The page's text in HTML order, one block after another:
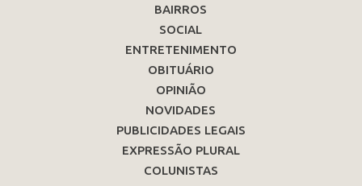
BAIRROS
SOCIAL
ENTRETENIMENTO
OBITUÁRIO
OPINIÃO
NOVIDADES
PUBLICIDADES LEGAIS
EXPRESSÃO PLURAL
COLUNISTAS